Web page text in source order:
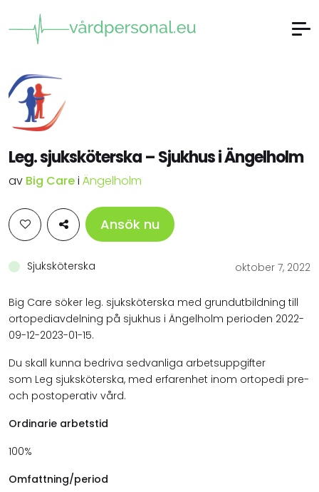
Leg. sjuksköterska – Sjukhus i Ängelholm
av Big Carei Ängelholm
Ansök nu
Sjuksköterska oktober 7, 2022
Big Care söker leg. sjuksköterska med grundutbildning till
ortopediavdelning på sjukhus i Ängelholm perioden 2022-
09-12-2023-01-15.
Du skall kunna bedriva sedvanliga arbetsuppgifter
som Leg sjuksköterska, med erfarenhet inom ortopedi pre-
och postoperativ vård.
Ordinarie arbetstid
100%
Omfattning/period